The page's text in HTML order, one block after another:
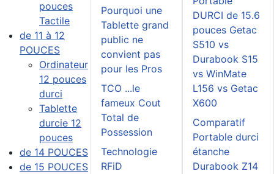
pouces
Tactile
de 11 à 12
POUCES
Ordinateur
12 pouces
durci
Tablette
durcie 12
pouces
de 14 POUCES
de 15 POUCES
Pourquoi une
Tablette grand
public ne
convient pas
pour les Pros
TCO ...le
fameux Cout
Total de
Possession
Technologie
RFiD
DURCI de 15.6
pouces Getac
S510 vs
Durabook S15
vs WinMate
L156 vs Getac
X600
Comparatif
Portable durci
étanche
Durabook Z14